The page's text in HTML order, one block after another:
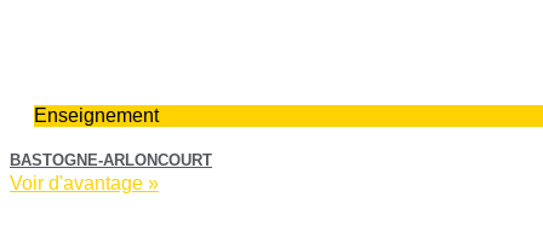
Enseignement
BASTOGNE-ARLONCOURT
Voir d'avantage »